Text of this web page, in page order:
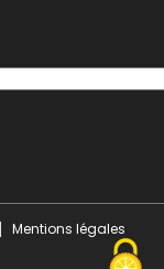
Mentions légales